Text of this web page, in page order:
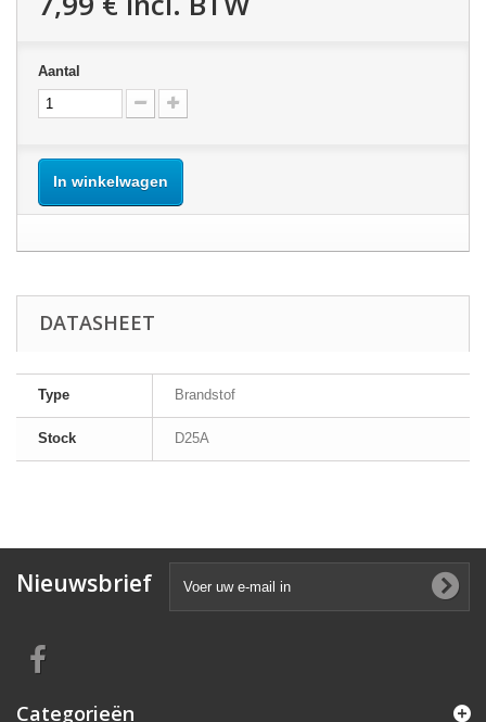
Aantal
In winkelwagen
DATASHEET
Type Brandstof
Stock D25A
Nieuwsbrief
Categorieën